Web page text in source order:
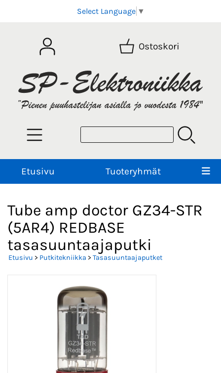
Select Language ▼
Ostoskori
Etusivu Tuoteryhmät
Tube amp doctor GZ34-STR
(5AR4) REDBASE
tasasuuntaajaputki
Etusivu > Putkitekniikka > Tasasuuntaajaputket